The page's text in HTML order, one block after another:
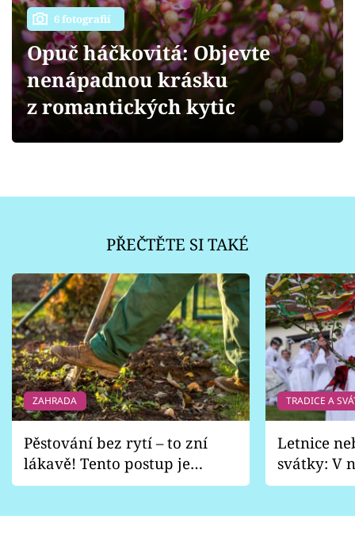
Přihlášení
Sledujte nás
6 fotografií
Opuč háčkovitá: Objevte
nenápadnou krásku
z romantických kytic
PŘEČTĚTE SI TAKÉ
ZAHRADA
Pěstování bez rytí – to zní
lákavě! Tento postup je
vhodný jen pro některé
TRADICE A
Letnice
svátky: V
pondělí